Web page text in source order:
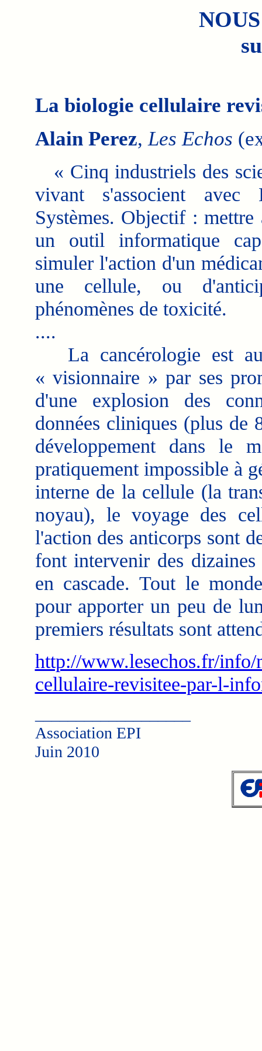
La biologie cellulaire
Alain Perez,Les Echos
« Cinq industriels des
vivant s'associent avec
Systèmes. Objectif : mettre
un outil informatique
simuler l'action d'un
une cellule, ou
phénomènes de toxicité.
....
La cancérologie est
« visionnaire » par ses
d'une explosion des
données cliniques (plus de
développement dans le
pratiquement impossible à
interne de la cellule (la
noyau), le voyage des
l'action des anticorps sont
font intervenir des
en cascade. Tout le
pour apporter un peu de
premiers résultats sont
http://www.lesechos.fr/
cellulaire-revisitee-par-l-
Association EPI
Juin 2010